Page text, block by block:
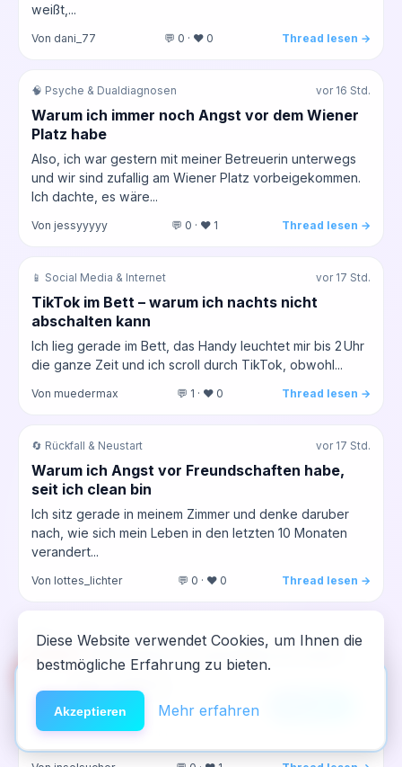
weißt,...
Von dani_77 💬 0 · ❤️ 0 Thread lesen →
🧠 Psyche & Dualdiagnosen vor 16 Std.
Warum ich immer noch Angst vor dem Wiener
Platz habe
Also, ich war gestern mit meiner Betreuerin unterwegs
und wir sind zufallig am Wiener Platz vorbeigekommen.
Ich dachte, es wäre...
Von jessyyyyy 💬 0 · ❤️ 1 Thread lesen →
📱 Social Media & Internet vor 17 Std.
TikTok im Bett – warum ich nachts nicht
abschalten kann
Ich lieg gerade im Bett, das Handy leuchtet mir bis 2 Uhr
die ganze Zeit und ich scroll durch TikTok, obwohl...
Von muedermax 💬 1 · ❤️ 0 Thread lesen →
🔄 Rückfall & Neustart vor 17 Std.
Warum ich Angst vor Freundschaften habe,
seit ich clean bin
Ich sitz gerade in meinem Zimmer und denke daruber
nach, wie sich mein Leben in den letzten 10 Monaten
verandert...
Von lottes_lichter 💬 0 · ❤️ 0 Thread lesen →
🛡️ Harm Reduction vor 18 Std.
Bergab, Werkbank an – wie bleibe ich clean,
wenn die Kaffeetasse kommt
Nach jedem Aufstieg, der mir die Muskeln tut und den
Kopf frei macht. und geh ich zurück zur Schieblehre.
🆘Hilfe
NeelixberliN auf dem Homescreen —
wie eine echte App.
Diese Website verwendet Cookies, um Ihnen die
bestmögliche Erfahrung zu bieten.
Akzeptieren Mehr erfahren